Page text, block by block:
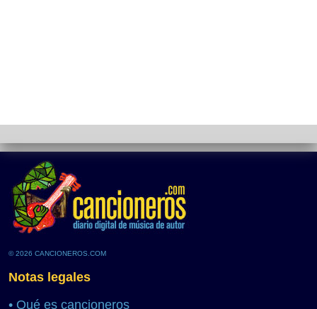
© 2026 CANCIONEROS.COM
Notas legales
• Qué es cancioneros